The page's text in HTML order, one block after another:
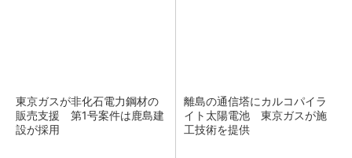
東京ガスが非化石電力鋼材の
販売支援 第1号案件は鹿島建
設が採用
離島の通信塔にカルコパイラ
イト太陽電池 東京ガスが施
工技術を提供